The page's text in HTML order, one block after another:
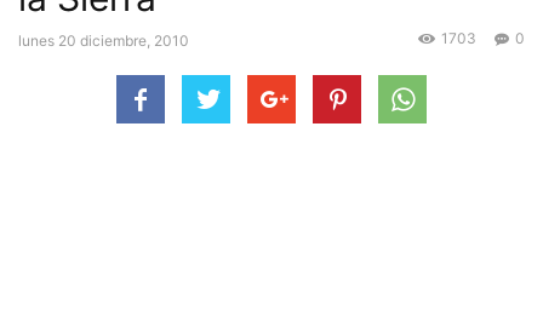
lunes 20 diciembre, 2010 0
1703